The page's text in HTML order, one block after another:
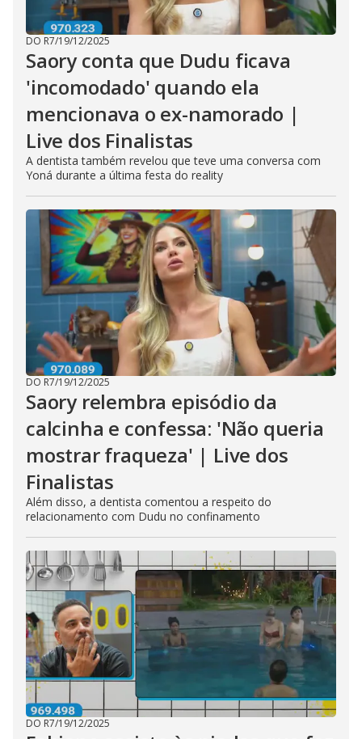
DO R7/19/12/2025
Saory conta que Dudu ficava
'incomodado' quando ela
mencionava o ex-namorado |
Live dos Finalistas
A dentista também revelou que teve uma conversa com
Yoná durante a última festa do reality
DO R7/19/12/2025
Saory relembra episódio da
calcinha e confessa: 'Não queria
mostrar fraqueza' | Live dos
Finalistas
Além disso, a dentista comentou a respeito do
relacionamento com Dudu no confinamento
DO R7/19/12/2025